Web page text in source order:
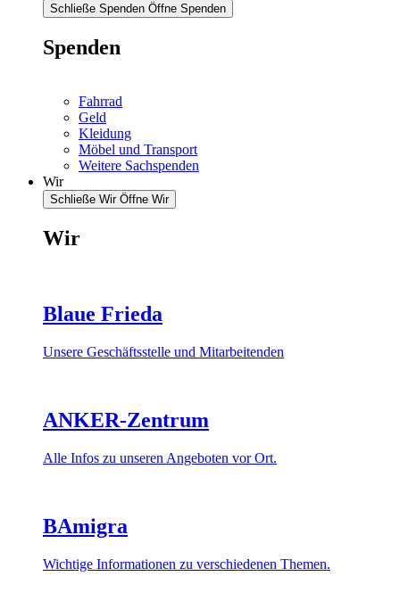
Schließe Spenden Öffne Spenden
Spenden
Fahrrad
Geld
Kleidung
Möbel und Transport
Weitere Sachspenden
Wir
Schließe Wir Öffne Wir
Wir
Blaue Frieda
Unsere Geschäftsstelle und Mitarbeitenden
ANKER-Zentrum
Alle Infos zu unseren Angeboten vor Ort.
BAmigra
Wichtige Informationen zu verschiedenen Themen.